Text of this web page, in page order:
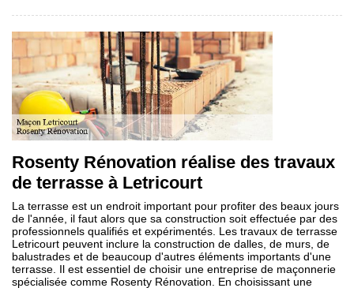
Rosenty Rénovation réalise des travaux
de terrasse à Letricourt
La terrasse est un endroit important pour profiter des beaux jours
de l'année, il faut alors que sa construction soit effectuée par des
professionnels qualifiés et expérimentés. Les travaux de terrasse
Letricourt peuvent inclure la construction de dalles, de murs, de
balustrades et de beaucoup d'autres éléments importants d'une
terrasse. Il est essentiel de choisir une entreprise de maçonnerie
spécialisée comme Rosenty Rénovation. En choisissant une